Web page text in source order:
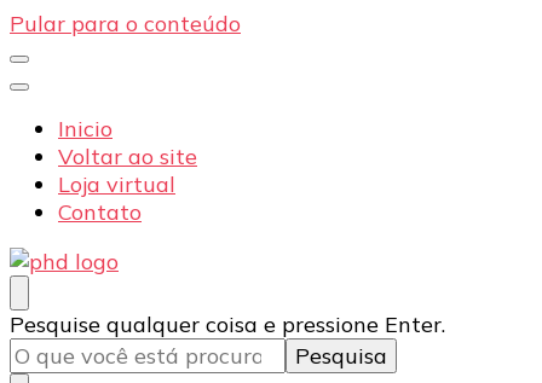
Pular para o conteúdo
Inicio
Voltar ao site
Loja virtual
Contato
PHD Seg
Blog
Procurando
algo?
Pesquise qualquer coisa e pressione Enter.